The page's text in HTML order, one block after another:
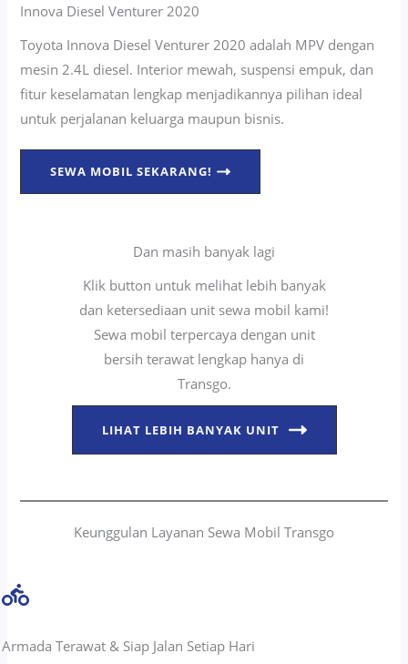
Innova Diesel Venturer 2020
Toyota Innova Diesel Venturer 2020 adalah MPV dengan
mesin 2.4L diesel. Interior mewah, suspensi empuk, dan
fitur keselamatan lengkap menjadikannya pilihan ideal
untuk perjalanan keluarga maupun bisnis.
SEWA MOBIL SEKARANG!
Dan masih banyak lagi
Klik button untuk melihat lebih banyak
dan ketersediaan unit sewa mobil kami!
Sewa mobil terpercaya dengan unit
bersih terawat lengkap hanya di
Transgo.
LIHAT LEBIH BANYAK UNIT
Keunggulan Layanan Sewa Mobil Transgo
Armada Terawat & Siap Jalan Setiap Hari